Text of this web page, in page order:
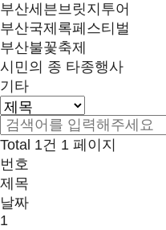
부산세븐브릿지투어
부산국제록페스티벌
부산불꽃축제
시민의 종 타종행사
기타
Total 1건 1 페이지
번호
제목
날짜
1